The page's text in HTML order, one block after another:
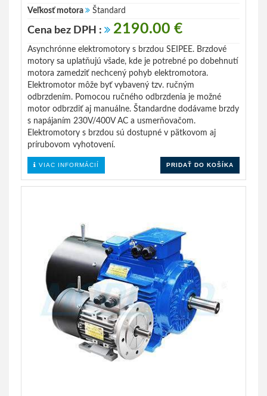
Veľkosť motora
Štandard
Cena bez DPH : 2190.00 €
Asynchrónne elektromotory s brzdou SEIPEE. Brzdové
motory sa uplatňujú všade, kde je potrebné po dobehnutí
motora zamedziť nechcený pohyb elektromotora.
Elektromotor môže byť vybavený tzv. ručným
odbrzdením. Pomocou ručného odbrzdenia je možné
motor odbrzdiť aj manuálne. Štandardne dodávame brzdy
s napájaním 230V/400V AC a usmerňovačom.
Elektromotory s brzdou sú dostupné v pätkovom aj
prírubovom vyhotovení.
VIAC INFORMÁCIÍ PRIDAŤ DO KOŠÍKA